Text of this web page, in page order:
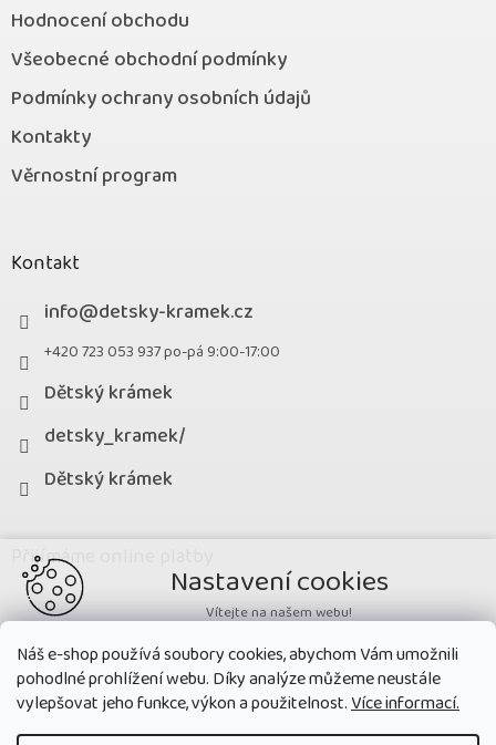
Náš e-shop používá soubory cookies, abychom Vám umožnili
pohodlné prohlížení webu. Díky analýze můžeme neustále
vylepšovat jeho funkce, výkon a použitelnost.Více informací.
Hodnocení obchodu
Všeobecné obchodní podmínky
Podmínky ochrany osobních údajů
Kontakty
Věrnostní program
Kontakt
info@detsky-kramek.cz
+420 723 053 937 po-pá 9:00-17:00
Dětský krámek
detsky_kramek/
Dětský krámek
Přijímáme online platby
Nastavení cookies
Vítejte na našem webu!
Potřebujeme nastavit cookies a související technologie, aby
zobrazovaný obsah odpovídal vašim potřebám a vy na webu nalezli
přesně to, co potřebujete. Soubory cookies používané na našem webu
nikdy neslouží ke zjišťování totožnosti uživatelů stránek.